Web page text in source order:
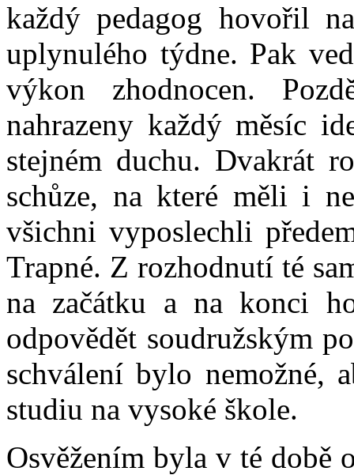
každý pedagog hovořil
uplynulého týdne. Pak
výkon zhodnocen.
nahrazeny každý měsíc
stejném duchu. Dvakrát
schůze, na které měli i
všichni vyposlechli
Trapné. Z rozhodnutí té
na začátku a na konci
odpovědět soudružským
schválení bylo nemožné,
studiu na vysoké škole.
Osvěžením byla v té době